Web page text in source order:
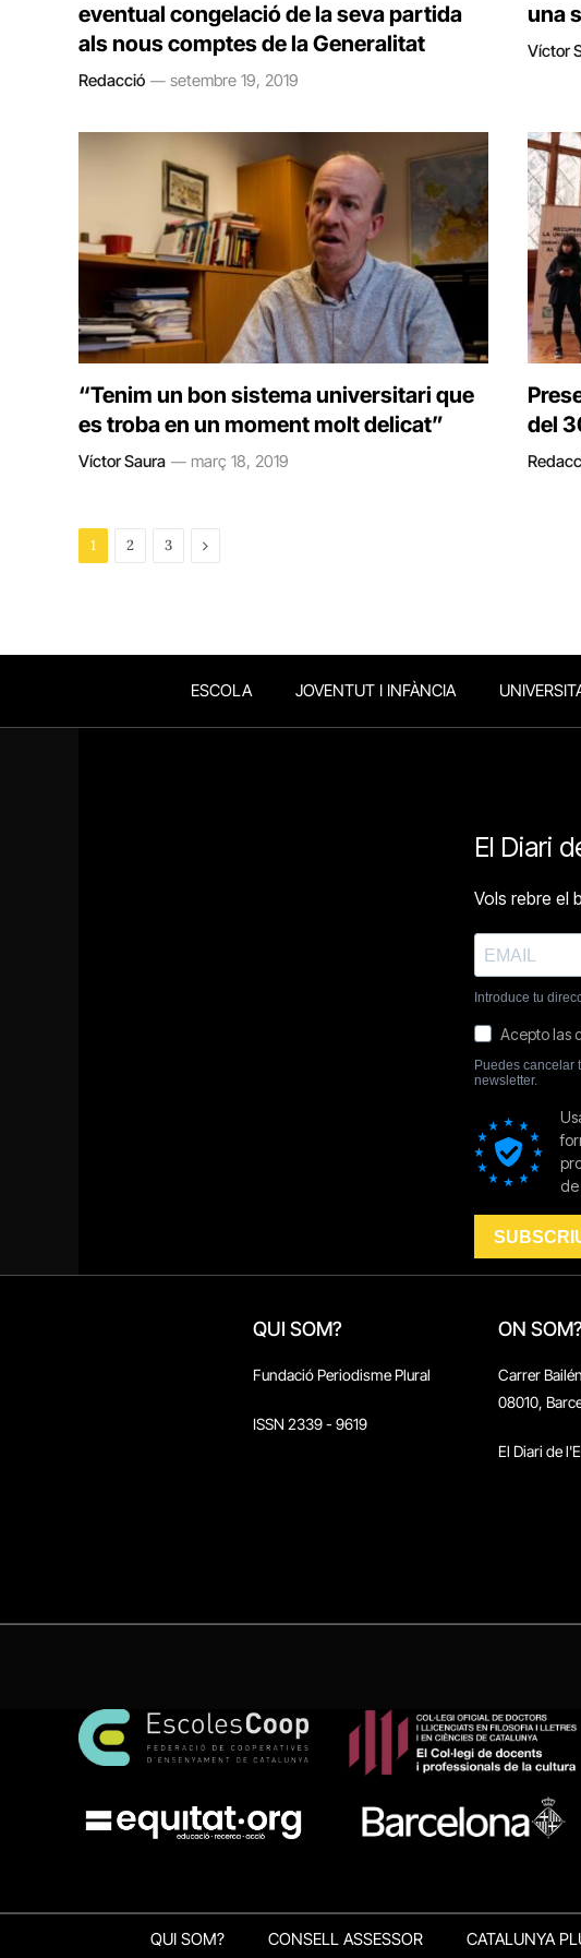
eventual congelació de la seva partida
als nous comptes de la Generalitat
Redacció setembre 19, 2019
una
Víctor
“Tenim un bon sistema universitari que
es troba en un moment molt delicat”
Víctor Saura març 18, 2019
del
1 2 3 Next
ESCOLA JOVENTUT I INFÀNCIA
QUI SOM?
Fundació Periodisme Plural
ISSN 2339 - 9619
ON
Carrer
08010,
El Diari de
QUI SOM? CONSELL ASSESSOR CATALUNYA